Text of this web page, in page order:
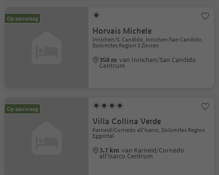
Op aanvraag
Horvais Michele
Innichen/S. Candido, Innichen/San Candido,
Dolomites Region 3 Zinnen
358 m van Innichen/San Candido
Centrum
Op aanvraag
Villa Collina Verde
Karneid/Cornedo all'Isarco, Dolomites Region
Eggental
3.7 km van Karneid/Cornedo
all'Isarco Centrum